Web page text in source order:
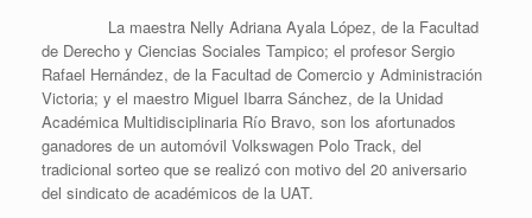
La maestra Nelly Adriana Ayala López, de la Facultad
de Derecho y Ciencias Sociales Tampico; el profesor Sergio
Rafael Hernández, de la Facultad de Comercio y Administración
Victoria; y el maestro Miguel Ibarra Sánchez, de la Unidad
Académica Multidisciplinaria Río Bravo, son los afortunados
ganadores de un automóvil Volkswagen Polo Track, del
tradicional sorteo que se realizó con motivo del 20 aniversario
del sindicato de académicos de la UAT.